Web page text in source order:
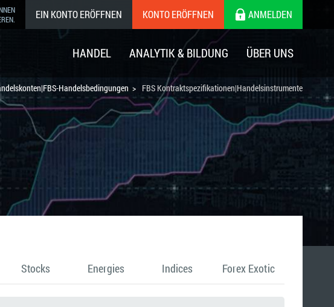
EIN KONTO ERÖFFNEN KONTO ERÖFFNEN ANMELDEN
HANDEL ANALYTIK & BILDUNG ÜBER UNS
Handelsbedingungen FBS Kontraktspezifikationen|Handelsinstrumente
Stocks Energies Indices Forex Exotic